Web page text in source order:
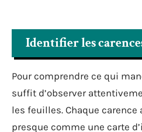
Identifier les
Pour comprendre ce qui
suffit d’observer
les feuilles. Chaque carence
presque comme une carte